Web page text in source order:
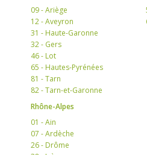
09 - Ariège
12 - Aveyron
31 - Haute-Garonne
32 - Gers
46 - Lot
65 - Hautes-Pyrénées
81 - Tarn
82 - Tarn-et-Garonne
Rhône-Alpes
01 - Ain
07 - Ardèche
26 - Drôme